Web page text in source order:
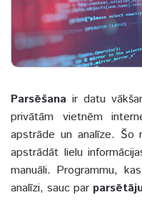
Parsēšana ir datu
privātām vietnēm
apstrāde un analīze. Šo
apstrādāt lielu
manuāli. Programmu,
analīzi, sauc par